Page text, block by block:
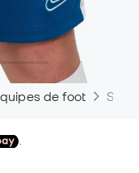
de foot